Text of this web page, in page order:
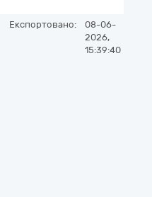
Експортовано:
08-06-
2026,
15:39:40